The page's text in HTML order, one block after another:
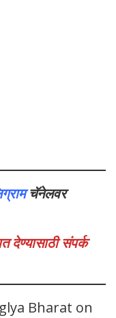
चॅनेलवर
देण्यासाठी संपर्क
Bharat on